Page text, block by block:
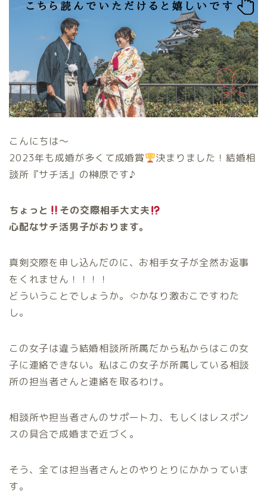
こんにちは〜
2023年も成婚が多くて成婚賞
決まりました！結婚相
談所『サチ活』の榊原です♪
ちょっと
その交際相手大丈夫
心配なサチ活男子がおります。
真剣交際を申し込んだのに、お相手女子が全然お返事
をくれません！！！！
どういうことでしょうか。⇦かなり激おこですわた
し。
この女子は違う結婚相談所所属だから私からはこの女
子に連絡できない。私はこの女子が所属している相談
所の担当者さんと連絡を取るわけ。
相談所や担当者さんのサポート力、もしくはレスポン
スの具合で成婚まで近づく。
そう、全ては担当者さんとのやりとりにかかっていま
す。